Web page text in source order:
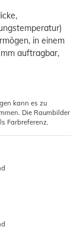
in einem
auftragbar,
kann es zu
Die Raumbilder
Farbreferenz.